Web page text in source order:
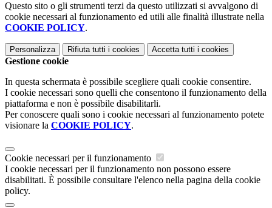
Questo sito o gli strumenti terzi da questo utilizzati si avvalgono di
cookie necessari al funzionamento ed utili alle finalità illustrate nella
COOKIE POLICY.
Personalizza Rifiuta tutti i cookies Accetta tutti i cookies
Gestione cookie
In questa schermata è possibile scegliere quali cookie consentire.
I cookie necessari sono quelli che consentono il funzionamento della
piattaforma e non è possibile disabilitarli.
Per conoscere quali sono i cookie necessari al funzionamento potete
visionare la COOKIE POLICY.
Cookie necessari per il funzionamento
I cookie necessari per il funzionamento non possono essere
disabilitati. È possibile consultare l'elenco nella pagina della cookie
policy.